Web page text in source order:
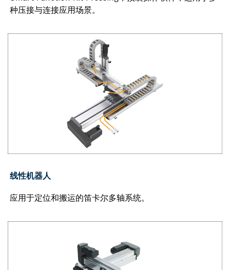
种压接与连接应用场景。
线性机器人
应用于定位和搬运的笛卡尔多轴系统。